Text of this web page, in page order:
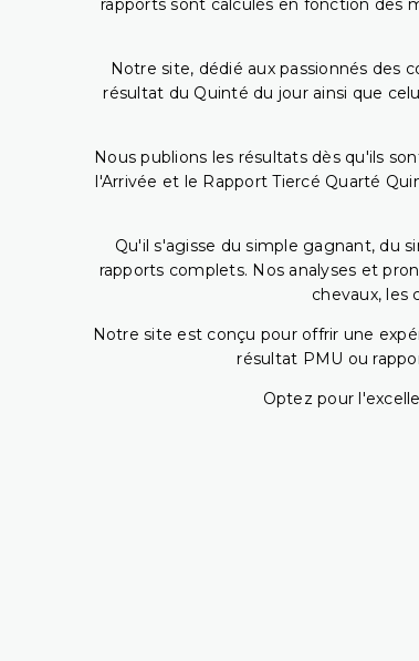
rapports sont calculés en fonction des
Notre site, dédié aux passionnés des
résultat du Quinté du jour ainsi que
Nous publions les résultats dès qu'ils
l'Arrivée et le Rapport Tiercé Quarté
Qu'il s'agisse du simple gagnant, du
rapports complets. Nos analyses et
chevaux, les
Notre site est conçu pour offrir une
résultat PMU ou
Optez pour